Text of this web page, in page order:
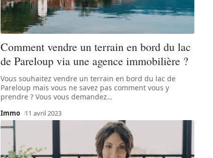
Comment vendre un terrain en bord du lac
de Pareloup via une agence immobilière ?
Vous souhaitez vendre un terrain en bord du lac de
Pareloup mais vous ne savez pas comment vous y
prendre ? Vous vous demandez…
Immo 11 avril 2023